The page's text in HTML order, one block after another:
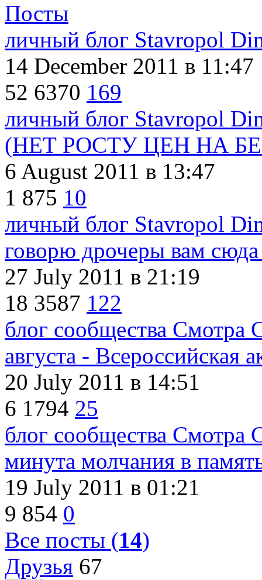
Посты
личный блог Stavropol
14 December 2011 в 11:47
52 6370 169
личный блог Stavropol
(НЕТ РОСТУ ЦЕН НА
6 August 2011 в 13:47
1 875 10
личный блог Stavropol
говорю дрочеры вам сюда
27 July 2011 в 21:19
18 3587 122
блог сообщества Смотра
августа - Всероссийская
20 July 2011 в 14:51
6 1794 25
блог сообщества Смотра
минута молчания в
19 July 2011 в 01:21
9 854 0
Все посты (14)
Друзья 67